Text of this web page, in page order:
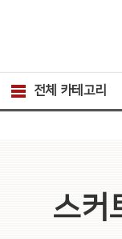
전체 카테고리
스커